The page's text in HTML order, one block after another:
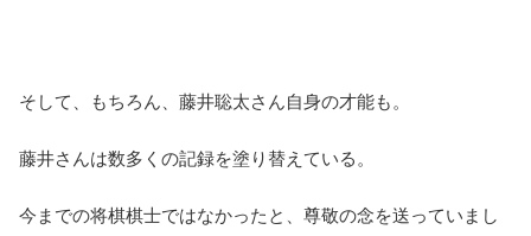
そして、もちろん、藤井聡太さん自身の才能も。
藤井さんは数多くの記録を塗り替えている。
今までの将棋棋士ではなかったと、尊敬の念を送っていまし